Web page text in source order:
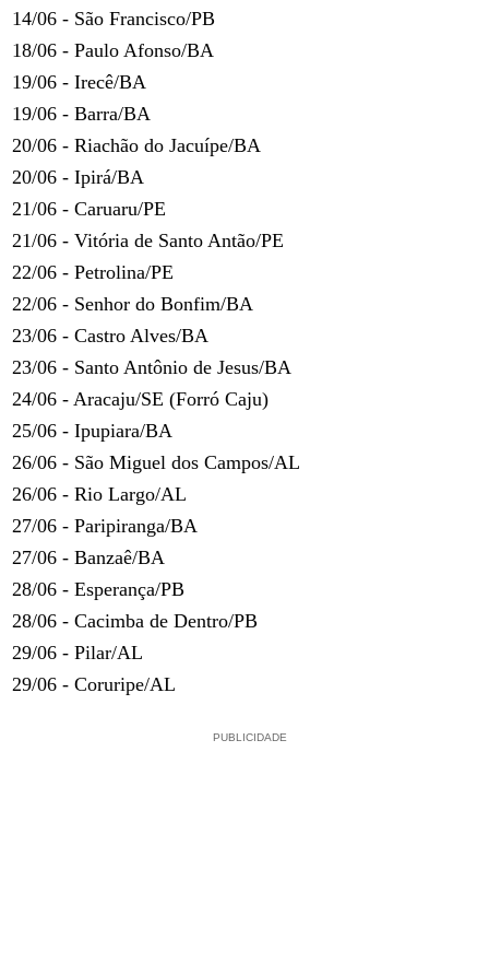
14/06 - São Francisco/PB
18/06 - Paulo Afonso/BA
19/06 - Irecê/BA
19/06 - Barra/BA
20/06 - Riachão do Jacuípe/BA
20/06 - Ipirá/BA
21/06 - Caruaru/PE
21/06 - Vitória de Santo Antão/PE
22/06 - Petrolina/PE
22/06 - Senhor do Bonfim/BA
23/06 - Castro Alves/BA
23/06 - Santo Antônio de Jesus/BA
24/06 - Aracaju/SE (Forró Caju)
25/06 - Ipupiara/BA
26/06 - São Miguel dos Campos/AL
26/06 - Rio Largo/AL
27/06 - Paripiranga/BA
27/06 - Banzaê/BA
28/06 - Esperança/PB
28/06 - Cacimba de Dentro/PB
29/06 - Pilar/AL
29/06 - Coruripe/AL
PUBLICIDADE